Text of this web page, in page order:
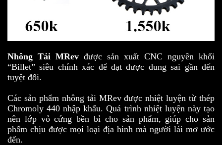
Nhông Tải MRev được sản xuất CNC nguyên khối
“Billet” siêu chính xác để đạt được dung sai gần đến
tuyệt đối.
Các sản phẩm nhông tải MRev được nhiệt luyện từ thép
Chromoly 440 nhập khẩu. Quá trình nhiệt luyện này tạo
nên lớp vỏ cứng bền bỉ cho sản phẩm, giúp cho sản
phẩm chịu được mọi loại địa hình mà người lái mơ ước
đến.